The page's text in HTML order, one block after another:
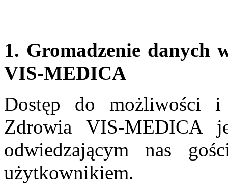
1. Gromadzenie
VIS-MEDICA
Dostęp do możliwości
Zdrowia VIS-MEDICA
odwiedzającym nas
użytkownikiem.